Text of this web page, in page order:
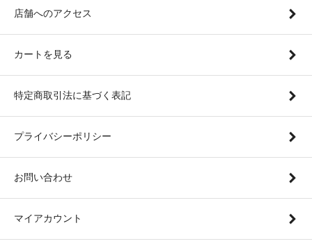
店舗へのアクセス
カートを見る
特定商取引法に基づく表記
プライバシーポリシー
お問い合わせ
マイアカウント